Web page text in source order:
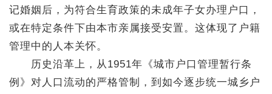
记婚姻后，为符合生育政策的未成年子女办理户口，
或在特定条件下由本市亲属接受安置。这体现了户籍
管理中的人本关怀。
历史沿革上，从1951年《城市户口管理暂行条
例》对人口流动的严格管制，到如今逐步统一城乡户